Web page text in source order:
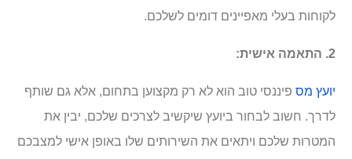
לקוחות בעלי מאפיינים דומים לשלכם.
2. התאמה אישית:
יועץ מס פיננסי טוב הוא לא רק מקצוען בתחום, אלא גם שותף
לדרך. חשוב לבחור ביועץ שיקשיב לצרכים שלכם, יבין את
המטרות שלכם ויתאים את השירותים שלו באופן אישי למצבכם